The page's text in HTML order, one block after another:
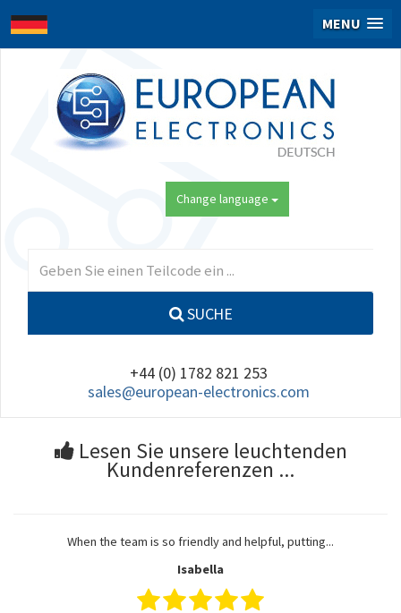
MENU
Change language
SUCHE
+44 (0) 1782 821 253
sales@european-electronics.com
Lesen Sie unsere leuchtenden
Kundenreferenzen ...
When the team is so friendly and helpful, putting...
Isabella